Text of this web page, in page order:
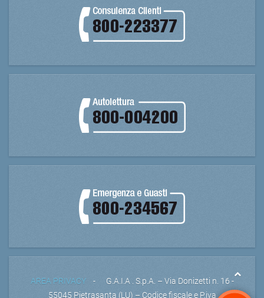
AREA PRIVACY- G.A.I.A . S.p.A. – Via Donizetti n. 16 -
55045 Pietrasanta (LU) – Codice fiscale e P.iva